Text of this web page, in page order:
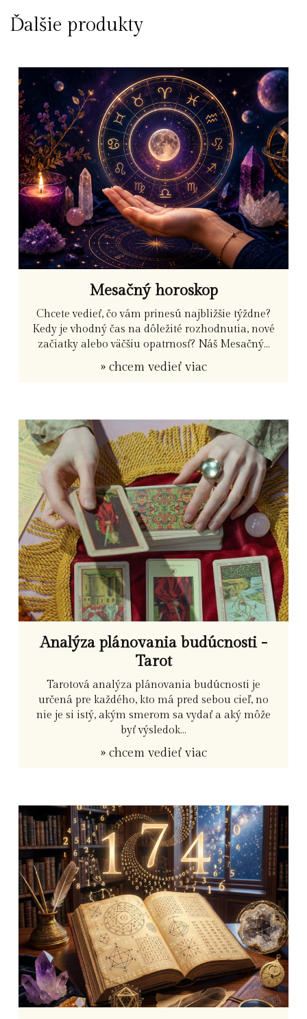
Ďalšie produkty
Mesačný horoskop
Chcete vedieť, čo vám prinesú najbližšie týždne?
Kedy je vhodný čas na dôležité rozhodnutia, nové
začiatky alebo väčšiu opatrnosť? Náš Mesačný...
» chcem vedieť viac
Analýza plánovania budúcnosti -
Tarot
Tarotová analýza plánovania budúcnosti je
určená pre každého, kto má pred sebou cieľ, no
nie je si istý, akým smerom sa vydať a aký môže
byť výsledok...
» chcem vedieť viac